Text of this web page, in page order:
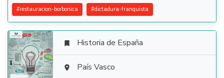
#restauracion-borbonica #dictadura-franquista
 Historia de España
 País Vasco